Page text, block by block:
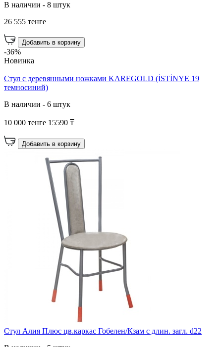
В наличии - 8 штук
26 555 тенге
Добавить в корзину
-36%
Новинка
Стул с деревянными ножками KAREGOLD (İSTİNYE 19
темносиний)
В наличии - 6 штук
10 000 тенге 15590 ₸
Добавить в корзину
Стул Алия Плюс цв.каркас Гобелен/Кзам с длин. загл. d22